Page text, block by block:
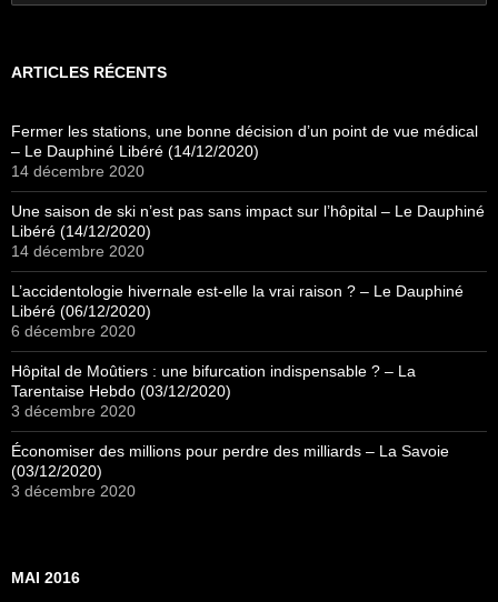
ARTICLES RÉCENTS
Fermer les stations, une bonne décision d’un point de vue médical
– Le Dauphiné Libéré (14/12/2020)
14 décembre 2020
Une saison de ski n’est pas sans impact sur l’hôpital – Le Dauphiné
Libéré (14/12/2020)
14 décembre 2020
L’accidentologie hivernale est-elle la vrai raison ? – Le Dauphiné
Libéré (06/12/2020)
6 décembre 2020
Hôpital de Moûtiers : une bifurcation indispensable ? – La
Tarentaise Hebdo (03/12/2020)
3 décembre 2020
Économiser des millions pour perdre des milliards – La Savoie
(03/12/2020)
3 décembre 2020
MAI 2016